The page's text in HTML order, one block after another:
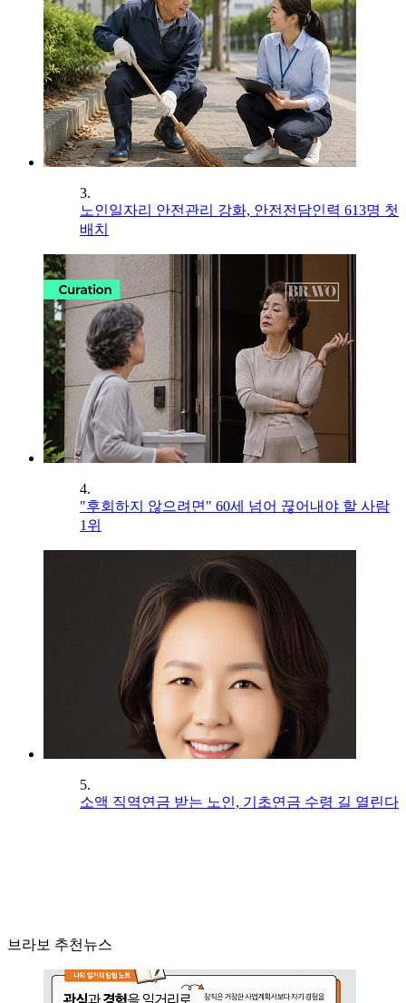
3.
노인일자리 안전관리 강화, 안전전담인력 613명 첫
배치
4.
"후회하지 않으려면" 60세 넘어 끊어내야 할 사람
1위
5.
소액 직역연금 받는 노인, 기초연금 수령 길 열린다
브라보 추천뉴스